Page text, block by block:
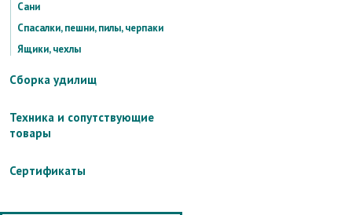
Сани
Спасалки, пешни, пилы, черпаки
Ящики, чехлы
Сборка удилищ
Техника и сопутствующие
товары
Сертификаты